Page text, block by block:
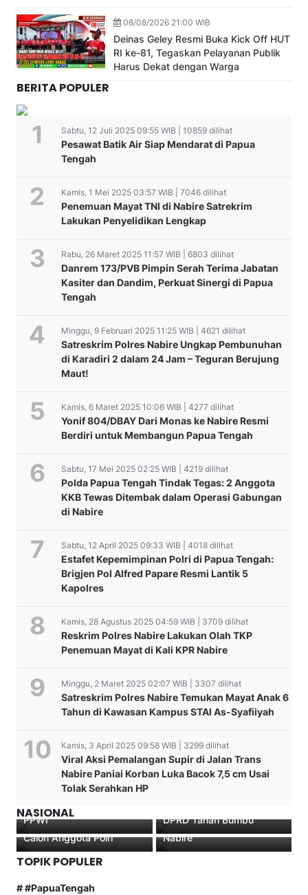
08/08/2026 21:00 WIB
Deinas Geley Resmi Buka Kick Off HUT
RI ke-81, Tegaskan Pelayanan Publik
Harus Dekat dengan Warga
BERITA POPULER
Sabtu, 12 Juli 2025 09:55 WIB | 10859 dilihat
Pesawat Batik Air Siap Mendarat di Papua
Tengah
Kamis, 1 Mei 2025 03:57 WIB | 7046 dilihat
Penemuan Mayat TNI di Nabire Satrekrim
Lakukan Penyelidikan Lengkap
Rabu, 26 Maret 2025 11:57 WIB | 6803 dilihat
Danrem 173/PVB Pimpin Serah Terima Jabatan
Kasiter dan Dandim, Perkuat Sinergi di Papua
Tengah
Minggu, 9 Februari 2025 11:25 WIB | 4621 dilihat
Satreskrim Polres Nabire Ungkap Pembunuhan
di Karadiri 2 dalam 24 Jam – Teguran Berujung
Maut!
Kamis, 6 Maret 2025 10:06 WIB | 4277 dilihat
Yonif 804/DBAY Dari Monas ke Nabire Resmi
Berdiri untuk Membangun Papua Tengah
Sabtu, 17 Mei 2025 02:25 WIB | 4219 dilihat
Polda Papua Tengah Tindak Tegas: 2 Anggota
KKB Tewas Ditembak dalam Operasi Gabungan
di Nabire
Sabtu, 12 April 2025 09:33 WIB | 4018 dilihat
Estafet Kepemimpinan Polri di Papua Tengah:
Brigjen Pol Alfred Papare Resmi Lantik 5
Kapolres
Kamis, 28 Agustus 2025 04:59 WIB | 3709 dilihat
Reskrim Polres Nabire Lakukan Olah TKP
Penemuan Mayat di Kali KPR Nabire
Minggu, 2 Maret 2025 02:07 WIB | 3307 dilihat
Satreskrim Polres Nabire Temukan Mayat Anak 6
Tahun di Kawasan Kampus STAI As-Syafiiyah
Kamis, 3 April 2025 09:58 WIB | 3299 dilihat
Viral Aksi Pemalangan Supir di Jalan Trans
Nabire Paniai Korban Luka Bacok 7,5 cm Usai
Tolak Serahkan HP
NASIONAL
Geger…!!! Diduga Keras
PWI dan Dewan Pers di
Balik Kriminalisasi Ketum
PPWI
Segudang prestasi Anak
Papua Yosef Benyamin
DPRD Tanah Bumbu
IRWASDA POLDA PAPUA
Pimpin Sidang Penetapan
Mengikuti RIKKES Tahap II
Calon Anggota Polri
beserta rombongan diKab.
Nabire
TOPIK POPULER
# #PapuaTengah